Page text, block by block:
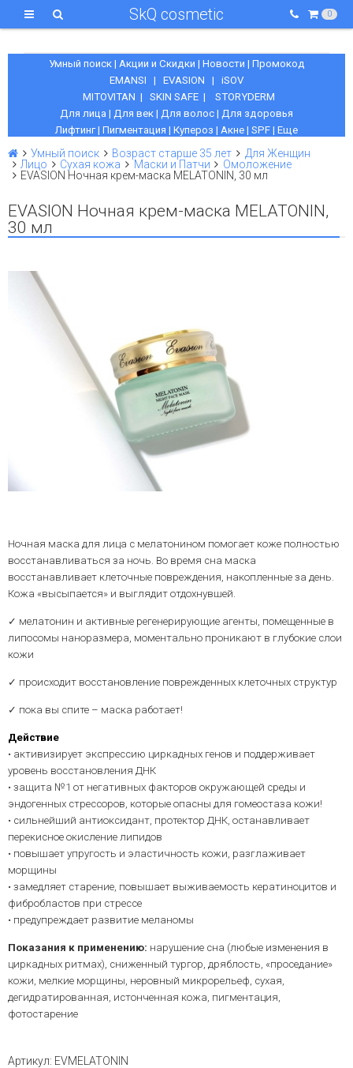
SkQ cosmetic 0
Умный поиск| Акции и Скидки | Новости | Промокод
EMANSI | EVASION | iSOV
MITOVITAN | SKIN SAFE | STORYDERM
Для лица | Для век | Для волос | Для здоровья
Лифтинг| Пигментация | Купероз | Акне | SPF | Еще
Умный поиск Возраст старше 35 лет
Для Женщин
Лицо
Сухая кожа Маски и Патчи
Омоложение
EVASION Ночная крем-маска MELATONIN, 30 мл
EVASION Ночная крем-маска MELATONIN,
30 мл
Ночная маска для лица с мелатонином помогает коже полностью
восстанавливаться за ночь. Во время сна маска
восстанавливает клеточные повреждения, накопленные за день.
Кожа «высыпается» и выглядит отдохнувшей.
✓ мелатонин и активные регенерирующие агенты, помещенные в
липосомы наноразмера, моментально проникают в глубокие слои
кожи
✓ происходит восстановление поврежденных клеточных структур
✓ пока вы спите – маска работает!
Действие
• активизирует экспрессию циркадных генов и поддерживает
уровень восстановления ДНК
• защита №1 от негативных факторов окружающей среды и
эндогенных стрессоров, которые опасны для гомеостаза кожи!
• сильнейший антиоксидант, протектор ДНК, останавливает
перекисное окисление липидов
• повышает упругость и эластичность кожи, разглаживает
морщины
• замедляет старение, повышает выживаемость кератиноцитов и
фибробластов при стрессе
• предупреждает развитие меланомы
Показания к применению: нарушение сна (любые изменения в
циркадных ритмах), сниженный тургор, дряблость, «проседание»
кожи, мелкие морщины, неровный микрорельеф, сухая,
дегидратированная, истонченная кожа, пигментация,
фотостарение
Артикул: EVMELATONIN